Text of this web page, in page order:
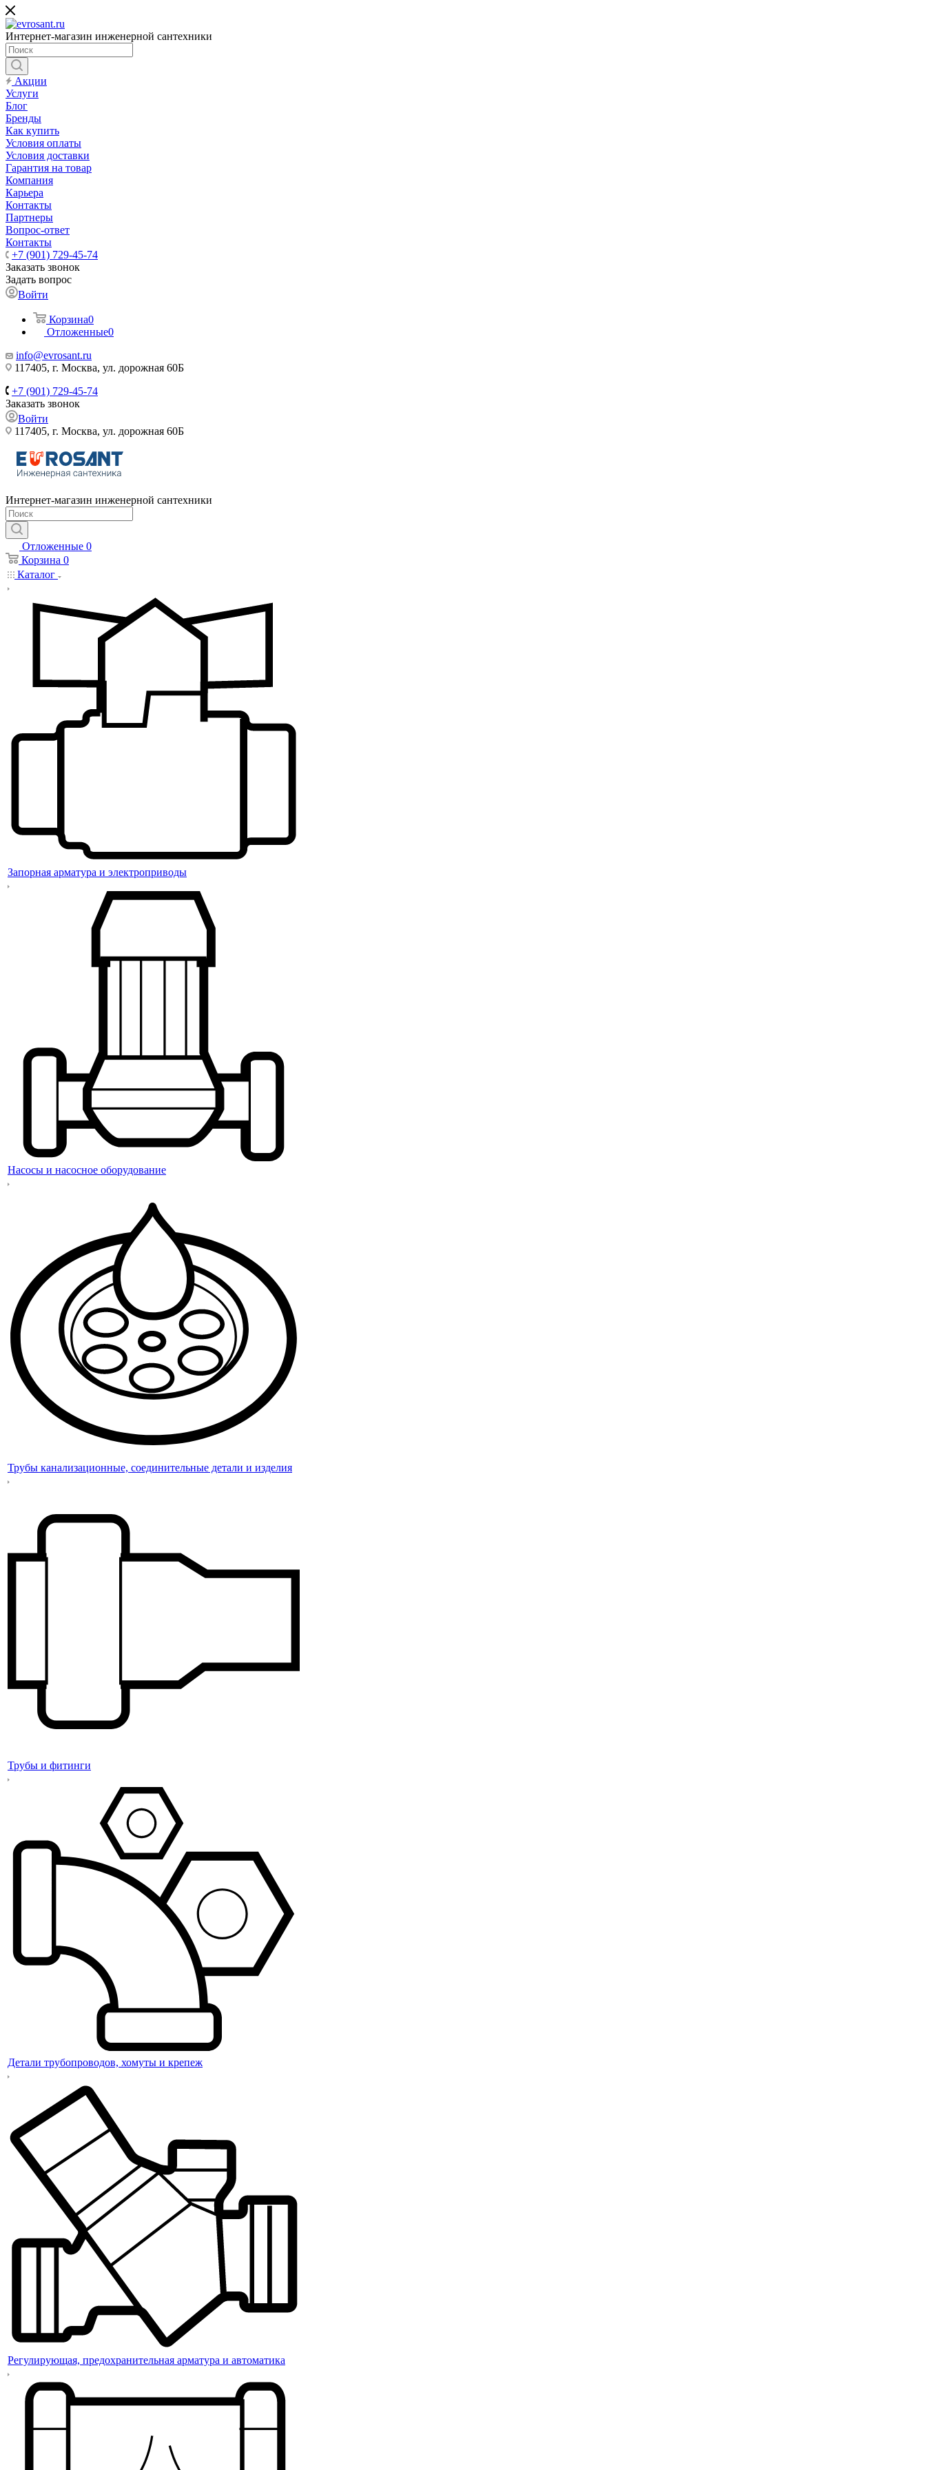
Интернет-магазин инженерной сантехники
Акции
Услуги
Блог
Бренды
Как купить
Условия оплаты
Условия доставки
Гарантия на товар
Компания
Карьера
Контакты
Партнеры
Вопрос-ответ
Контакты
+7 (901) 729-45-74
Заказать звонок
Задать вопрос
Войти
Корзина0
Отложенные0
info@evrosant.ru
117405, г. Москва, ул. дорожная 60Б
+7 (901) 729-45-74
Заказать звонок
Войти
117405, г. Москва, ул. дорожная 60Б
Интернет-магазин инженерной сантехники
Отложенные 0
Корзина 0
Каталог
Запорная арматура и электроприводы
Насосы и насосное оборудование
Трубы канализационные, соединительные детали и изделия
Трубы и фитинги
Детали трубопроводов, хомуты и крепеж
Регулирующая, предохранительная арматура и автоматика